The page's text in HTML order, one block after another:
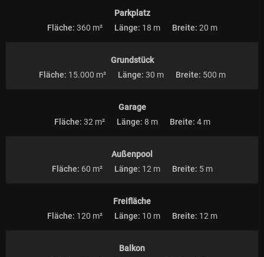
Parkplatz
Fläche: 360 m² Länge: 18 m Breite: 20 m
Grundstück
Fläche: 15.000 m² Länge: 30 m Breite: 500 m
Garage
Fläche: 32 m² Länge: 8 m Breite: 4 m
Außenpool
Fläche: 60 m² Länge: 12 m Breite: 5 m
Freifläche
Fläche: 120 m² Länge: 10 m Breite: 12 m
Balkon